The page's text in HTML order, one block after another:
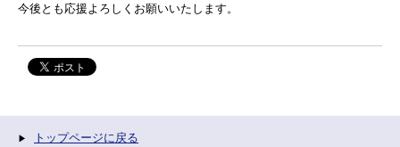
今後とも応援よろしくお願いいたします。
トップページに戻る